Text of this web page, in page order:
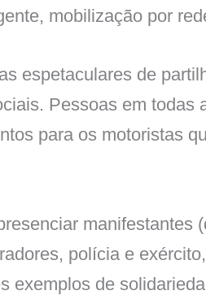
mobilização por
espetaculares de
Pessoas em todas
para os motoristas
manifestantes
polícia e
exemplos de